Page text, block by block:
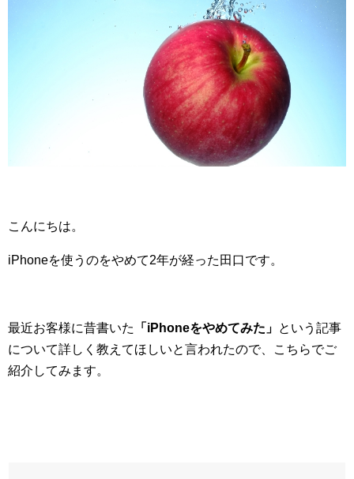
こんにちは。
iPhoneを使うのをやめて2年が経った田口です。
最近お客様に昔書いた 「iPhoneをやめてみた」 という記事
について詳しく教えてほしいと言われたので、こちらでご
紹介してみます。